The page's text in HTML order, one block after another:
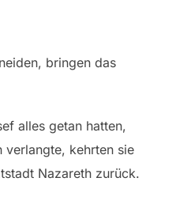
bringen das
alles getan hatten,
verlangte, kehrten sie
Nazareth zurück.